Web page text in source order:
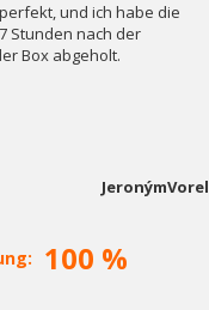
und ich habe die
Stunden nach der
Box abgeholt.
JeronýmVorel
100 %